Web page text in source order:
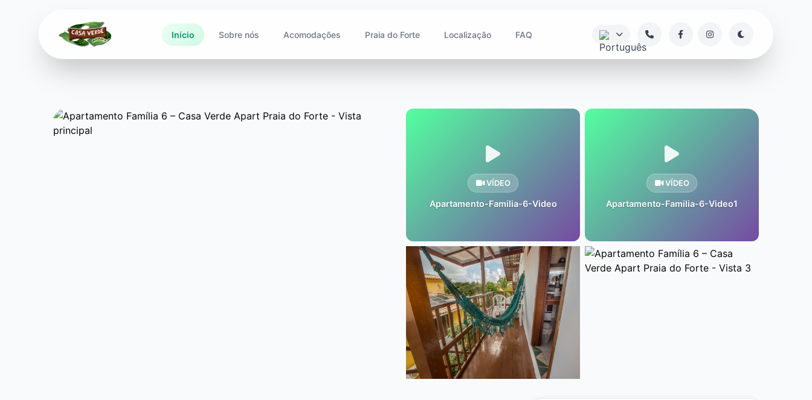
Início Sobre nós Acomodações Praia do Forte Localização FAQ
VÍDEO
Apartamento-Familia-6-Video
VÍDEO
Apartamento-Familia-6-Video1